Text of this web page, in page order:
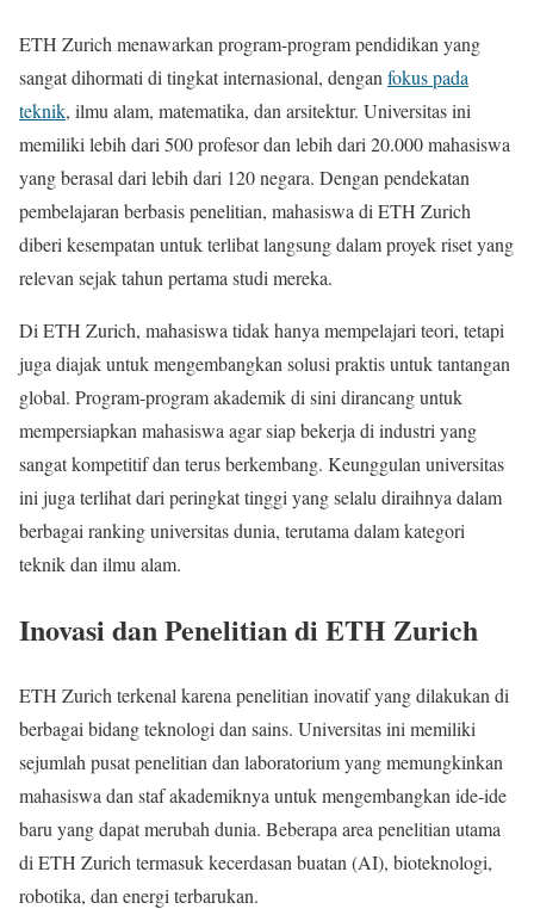
ETH Zurich menawarkan program-program pendidikan yang
sangat dihormati di tingkat internasional, dengan fokus pada
teknik, ilmu alam, matematika, dan arsitektur. Universitas ini
memiliki lebih dari 500 profesor dan lebih dari 20.000 mahasiswa
yang berasal dari lebih dari 120 negara. Dengan pendekatan
pembelajaran berbasis penelitian, mahasiswa di ETH Zurich
diberi kesempatan untuk terlibat langsung dalam proyek riset yang
relevan sejak tahun pertama studi mereka.
Di ETH Zurich, mahasiswa tidak hanya mempelajari teori, tetapi
juga diajak untuk mengembangkan solusi praktis untuk tantangan
global. Program-program akademik di sini dirancang untuk
mempersiapkan mahasiswa agar siap bekerja di industri yang
sangat kompetitif dan terus berkembang. Keunggulan universitas
ini juga terlihat dari peringkat tinggi yang selalu diraihnya dalam
berbagai ranking universitas dunia, terutama dalam kategori
teknik dan ilmu alam.
Inovasi dan Penelitian di ETH Zurich
ETH Zurich terkenal karena penelitian inovatif yang dilakukan di
berbagai bidang teknologi dan sains. Universitas ini memiliki
sejumlah pusat penelitian dan laboratorium yang memungkinkan
mahasiswa dan staf akademiknya untuk mengembangkan ide-ide
baru yang dapat merubah dunia. Beberapa area penelitian utama
di ETH Zurich termasuk kecerdasan buatan (AI), bioteknologi,
robotika, dan energi terbarukan.